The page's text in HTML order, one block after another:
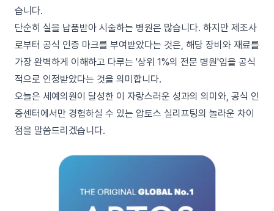
습니다.
단순히 실을 납품받아 시술하는 병원은 많습니다. 하지만 제조사
로부터 공식 인증 마크를 부여받았다는 것은, 해당 장비와 재료를
가장 완벽하게 이해하고 다루는 '상위 1%의 전문 병원'임을 공식
적으로 인정받았다는 것을 의미합니다.
오늘은 세예의원이 달성한 이 자랑스러운 성과의 의미와, 공식 인
증센터에서만 경험하실 수 있는 압토스 실리프팅의 놀라운 차이
점을 말씀드리겠습니다.